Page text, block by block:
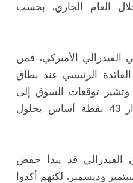
خلال العام الجاري، بحسب
الفيدرالي الأميركي، فمن
الرئيسي عند نطاق
بين 4.25% و4.50%. وتشير توقعات السوق إلى
احتمال خفض الفائدة بمقدار 43 نقطة أساس بحلول
الفيدرالي قد يبدأ خفض
وديسمبر، لكنهم أكدوا